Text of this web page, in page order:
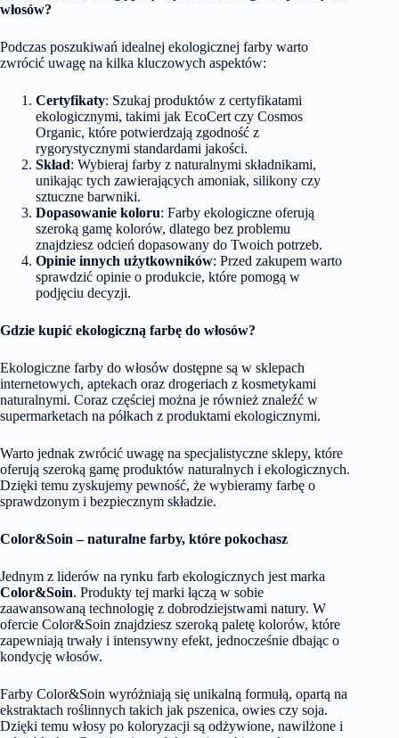
włosów?
Podczas poszukiwań idealnej ekologicznej farby warto
zwrócić uwagę na kilka kluczowych aspektów:
Certyfikaty: Szukaj produktów z certyfikatami
ekologicznymi, takimi jak EcoCert czy Cosmos
Organic, które potwierdzają zgodność z
rygorystycznymi standardami jakości.
Skład: Wybieraj farby z naturalnymi składnikami,
unikając tych zawierających amoniak, silikony czy
sztuczne barwniki.
Dopasowanie koloru: Farby ekologiczne oferują
szeroką gamę kolorów, dlatego bez problemu
znajdziesz odcień dopasowany do Twoich potrzeb.
Opinie innych użytkowników: Przed zakupem warto
sprawdzić opinie o produkcie, które pomogą w
podjęciu decyzji.
Gdzie kupić ekologiczną farbę do włosów?
Ekologiczne farby do włosów dostępne są w sklepach
internetowych, aptekach oraz drogeriach z kosmetykami
naturalnymi. Coraz częściej można je również znaleźć w
supermarketach na półkach z produktami ekologicznymi.
Warto jednak zwrócić uwagę na specjalistyczne sklepy, które
oferują szeroką gamę produktów naturalnych i ekologicznych.
Dzięki temu zyskujemy pewność, że wybieramy farbę o
sprawdzonym i bezpiecznym składzie.
Color&Soin – naturalne farby, które pokochasz
Jednym z liderów na rynku farb ekologicznych jest marka
Color&Soin. Produkty tej marki łączą w sobie
zaawansowaną technologię z dobrodziejstwami natury. W
ofercie Color&Soin znajdziesz szeroką paletę kolorów, które
zapewniają trwały i intensywny efekt, jednocześnie dbając o
kondycję włosów.
Farby Color&Soin wyróżniają się unikalną formułą, opartą na
ekstraktach roślinnych takich jak pszenica, owies czy soja.
Dzięki temu włosy po koloryzacji są odżywione, nawilżone i